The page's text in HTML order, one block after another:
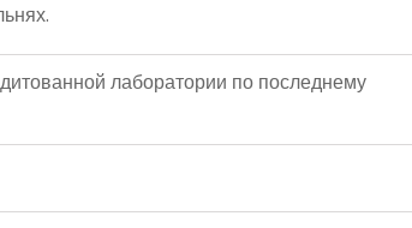
лаборатории по последнему